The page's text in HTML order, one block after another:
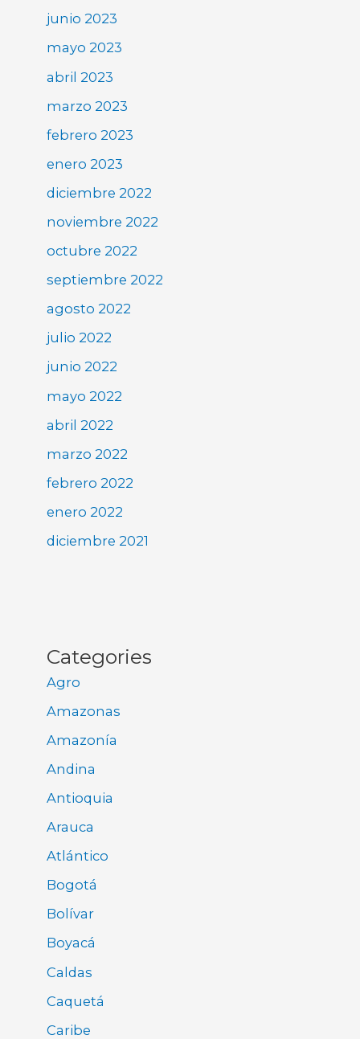
junio 2023
mayo 2023
abril 2023
marzo 2023
febrero 2023
enero 2023
diciembre 2022
noviembre 2022
octubre 2022
septiembre 2022
agosto 2022
julio 2022
junio 2022
mayo 2022
abril 2022
marzo 2022
febrero 2022
enero 2022
diciembre 2021
Categories
Agro
Amazonas
Amazonía
Andina
Antioquia
Arauca
Atlántico
Bogotá
Bolívar
Boyacá
Caldas
Caquetá
Caribe